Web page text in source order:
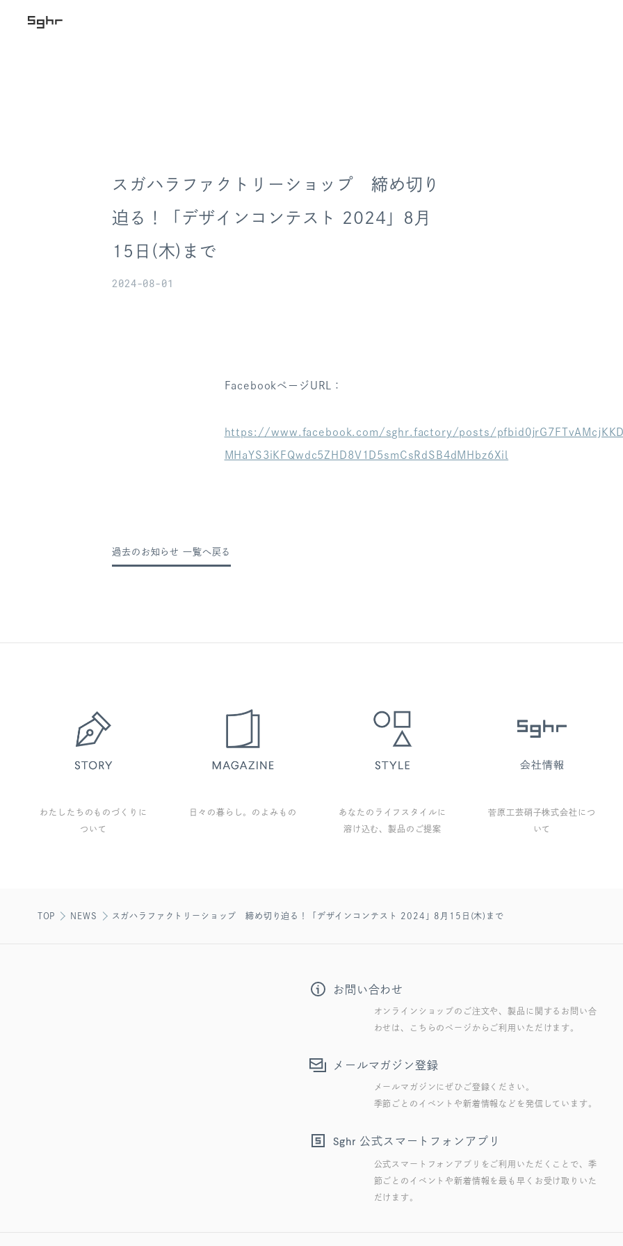
スガハラファクトリーショップ 締め切り
迫る！「デザインコンテスト 2024」8月
15日(木)まで
2024-08-01
FacebookページURL：
https://www.facebook.com/sghr.factory/posts/
MHaYS3iKFQwdc5ZHD8V1D5smCsRdSB4dMHbz6Xil
過去のお知らせ 一覧へ戻る
わたしたちのものづくりに
ついて
日々の暮らし。のよみもの
あなたのライフスタイルに
溶け込む、製品のご提案
菅原工芸硝子株式会社につ
いて
TOP NEWS スガハラファクトリーショップ 締め切り迫る！「デザインコンテスト 2024」8月15日(木)まで
お問い合わせ
オンラインショップのご注文や、製品に関するお問い合
わせは、こちらのページからご利用いただけます。
メールマガジン登録
メールマガジンにぜひご登録ください。
季節ごとのイベントや新着情報などを発信しています。
Sghr 公式スマートフォンアプリ
公式スマートフォンアプリをご利用いただくことで、季
節ごとのイベントや新着情報を最も早くお受け取りいた
だけます。